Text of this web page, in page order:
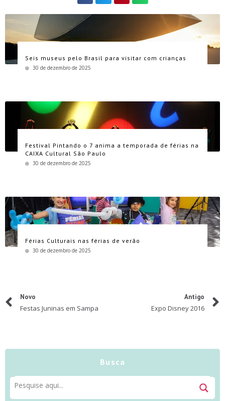
Seis museus pelo Brasil para visitar com crianças
30 de dezembro de 2025
Festival Pintando o 7 anima a temporada de férias na
CAIXA Cultural São Paulo
30 de dezembro de 2025
Férias Culturais nas férias de verão
30 de dezembro de 2025
Novo
Festas Juninas em Sampa
Antigo
Expo Disney 2016
Busca